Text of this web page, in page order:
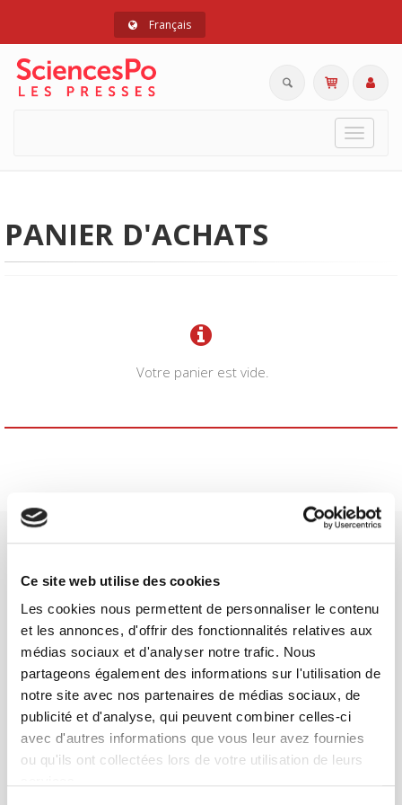
Ce site web utilise des cookies
Les cookies nous permettent de personnaliser le contenu
et les annonces, d'offrir des fonctionnalités relatives aux
médias sociaux et d'analyser notre trafic. Nous
partageons également des informations sur l'utilisation de
notre site avec nos partenaires de médias sociaux, de
publicité et d'analyse, qui peuvent combiner celles-ci
avec d'autres informations que vous leur avez fournies
ou qu'ils ont collectées lors de votre utilisation de leurs
Français
Toggle
PANIER D'ACHATS
Votre panier est vide.
Maison d'édition dédiée aux sciences humaines et sociales, les
Presses de Sciences Po participent depuis leur création en 1976
à la transmission des savoirs et des idéescontinuer
CONTACTS
FOREIGN RIGHTS